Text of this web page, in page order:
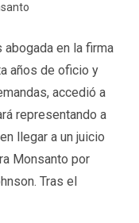
abogada en la firma
años de oficio y
accedió a
representando a
llegar a un juicio
Monsanto por
Tras el